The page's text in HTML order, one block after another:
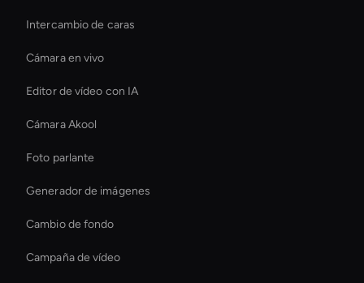
Intercambio de caras
Cámara en vivo
Editor de vídeo con IA
Cámara Akool
Foto parlante
Generador de imágenes
Cambio de fondo
Campaña de vídeo